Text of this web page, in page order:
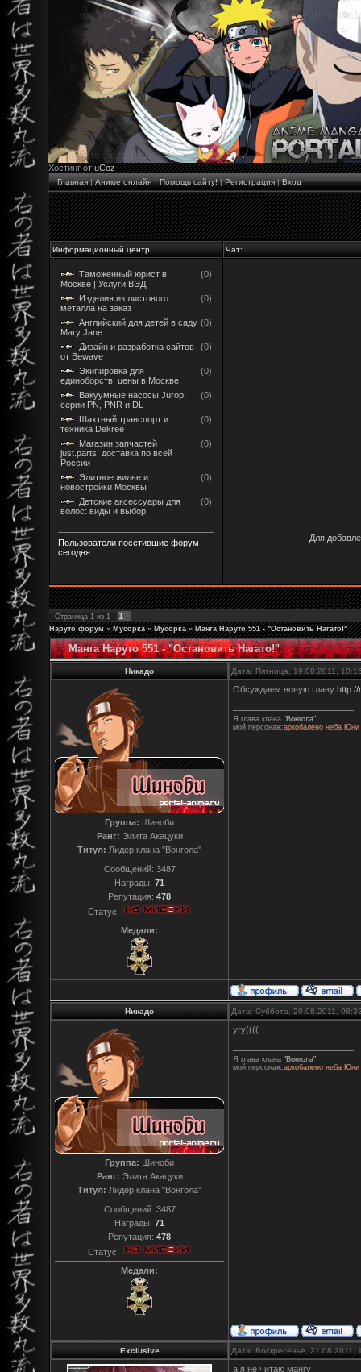
Хостинг отuCoz
Главная|Аниме онлайн|Помощь сайту!|Регистрация|Вход
Информационный центр: Чат:
Таможенный юрист в
Москве | Услуги ВЭД
(0)
Изделия из листового
металла на заказ
(0)
Английский для детей в саду
Mary Jane
(0)
Дизайн и разработка сайтов
от Bewave
(0)
Экипировка для
единоборств: цены в Москве
(0)
Вакуумные насосы Jurop:
серии PN, PNR и DL
(0)
Шахтный транспорт и
техника Dekree
(0)
Магазин запчастей
just.parts: доставка по всей
России
(0)
Элитное жилье и
новостройки Москвы
(0)
Детские аксессуары для
волос: виды и выбор
(0)
Пользователи посетившие форум
сегодня:
Для
Страница 1 из 1 1
Наруто форум » Мусорка » Мусорка » Манга Наруто 551 - "Остановить Нагато!"
Манга Наруто 551 - "Остановить Нагато!"
Никадо Дата: Пятница, 19.08.2011,
Группа: Шиноби
Ранг: Элита Акацуки
Титул: Лидер клана "Вонгола"
Сообщений: 3487
Награды: 71
Репутация: 478
Статус:
Медали:
Обсуждаем новую главу http://
Я глава клана "Вонгола"
мой персонаж:аркобалено неба Юни
Никадо Дата: Суббота, 20.08.2011,
Группа: Шиноби
Ранг: Элита Акацуки
Титул: Лидер клана "Вонгола"
Сообщений: 3487
Награды: 71
Репутация: 478
Статус:
Медали:
угу((((
Я глава клана "Вонгола"
мой персонаж:аркобалено неба Юни
Exclusive Дата: Воскресенье,
а я не читаю мангу